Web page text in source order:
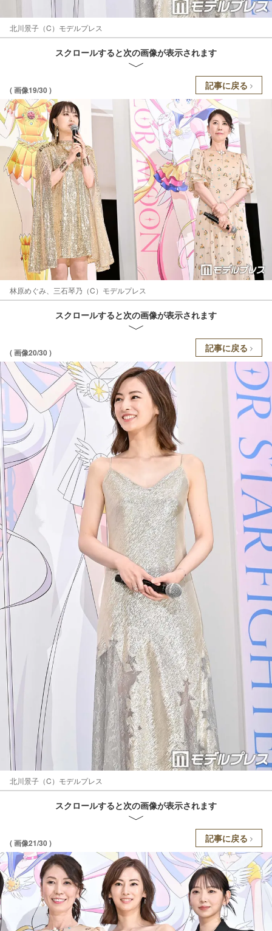
北川景子（C）モデルプレス
スクロールすると次の画像が表示されます
( 画像19/30 ) 記事に戻る
林原めぐみ、三石琴乃（C）モデルプレス
スクロールすると次の画像が表示されます
( 画像20/30 ) 記事に戻る
北川景子（C）モデルプレス
スクロールすると次の画像が表示されます
( 画像21/30 ) 記事に戻る